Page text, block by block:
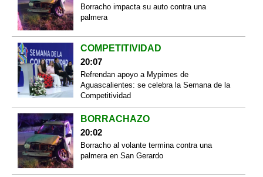
Borracho impacta su auto contra una
palmera
COMPETITIVIDAD
20:07
Refrendan apoyo a Mypimes de
Aguascalientes: se celebra la Semana de la
Competitividad
BORRACHAZO
20:02
Borracho al volante termina contra una
palmera en San Gerardo